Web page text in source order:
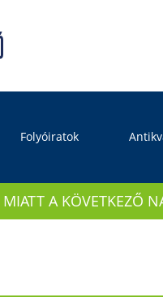
Folyóiratok
A KÖVETKEZŐ